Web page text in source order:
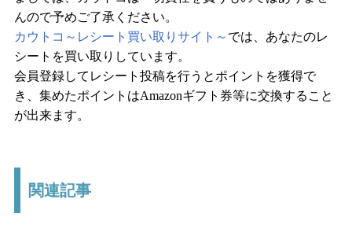
んので予めご了承ください。
カウトコ～レシート買い取りサイト～ では、あなたのレ
シートを買い取りしています。
会員登録してレシート投稿を行うとポイントを獲得で
き、集めたポイントはAmazonギフト券等に交換すること
が出来ます。
関連記事